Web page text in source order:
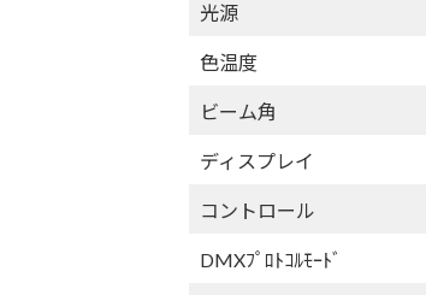
光源
色温度
ビーム角
ディスプレイ
コントロール
DMXﾌﾟﾛﾄｺﾙﾓｰﾄﾞ